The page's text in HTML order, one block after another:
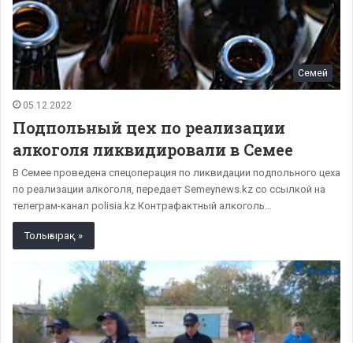
Семей
05.12.2022
Подпольный цех по реализации
алкоголя ликвидировали в Семее
В Семее проведена спецоперация по ликвидации подпольного цеха
по реализации алкоголя, передает Semeynews.kz со ссылкой на
телеграм-канал polisia.kz Контрафактный алкоголь…
Толығырақ »